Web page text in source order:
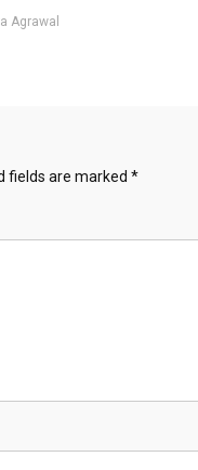
Agrawal
fields are marked *